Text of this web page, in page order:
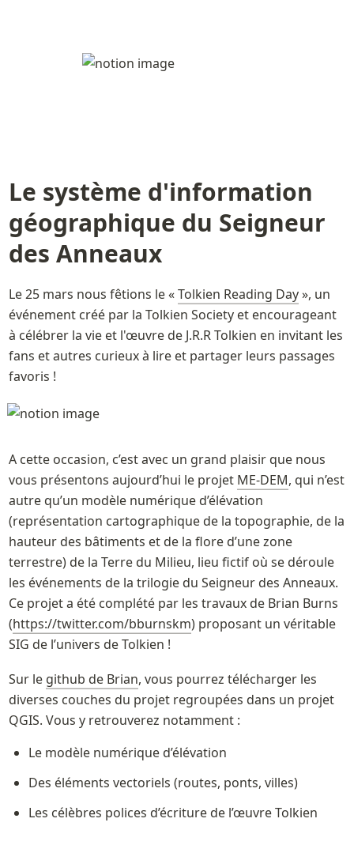
Le système d'information
géographique du Seigneur
des Anneaux
Le 25 mars nous fêtions le « Tolkien Reading Day », un
événement créé par la Tolkien Society et encourageant
à célébrer la vie et l'œuvre de J.R.R Tolkien en invitant les
fans et autres curieux à lire et partager leurs passages
favoris !
A cette occasion, c’est avec un grand plaisir que nous
vous présentons aujourd’hui le projet ME-DEM, qui n’est
autre qu’un modèle numérique d’élévation
(représentation cartographique de la topographie, de la
hauteur des bâtiments et de la flore d’une zone
terrestre) de la Terre du Milieu, lieu fictif où se déroule
les événements de la trilogie du Seigneur des Anneaux.
Ce projet a été complété par les travaux de Brian Burns
(https://twitter.com/bburnskm) proposant un véritable
SIG de l’univers de Tolkien !
Sur le github de Brian, vous pourrez télécharger les
diverses couches du projet regroupées dans un projet
QGIS. Vous y retrouverez notamment :
Le modèle numérique d’élévation
Des éléments vectoriels (routes, ponts, villes)
Les célèbres polices d’écriture de l’œuvre Tolkien